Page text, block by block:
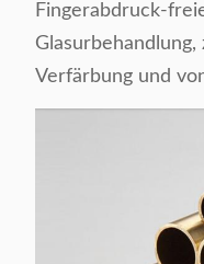
Fingerabdruck-
Verfärbung und